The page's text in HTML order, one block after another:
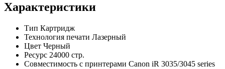
Характеристики
Тип Картридж
Технология печати Лазерный
Цвет Черный
Ресурс 24000 стр.
Совместимость с принтерами Canon iR 3035/3045 series